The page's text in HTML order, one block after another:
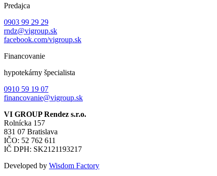
Predajca
0903 99 29 29
rndz@vigroup.sk
facebook.com/vigroup.sk
Financovanie
hypotekárny špecialista
0910 59 19 07
financovanie@vigroup.sk
VI GROUP Rendez s.r.o.
Rolnícka 157
831 07 Bratislava
IČO: 52 762 611
IČ DPH: SK2121193217
Developed by Wisdom Factory